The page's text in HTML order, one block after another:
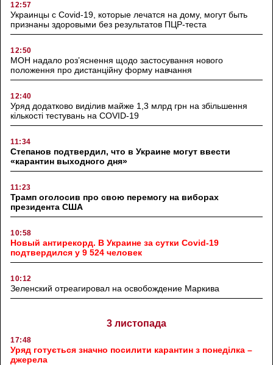
12:57
Украинцы с Covid-19, которые лечатся на дому, могут быть
признаны здоровыми без результатов ПЦР-теста
12:50
МОН надало роз’яснення щодо застосування нового
положення про дистанційну форму навчання
12:40
Уряд додатково виділив майже 1,3 млрд грн на збільшення
кількості тестувань на COVID-19
11:34
Степанов подтвердил, что в Украине могут ввести
«карантин выходного дня»
11:23
Трамп оголосив про свою перемогу на виборах
президента США
10:58
Новый антирекорд. В Украине за сутки Covid-19
подтвердился у 9 524 человек
10:12
Зеленский отреагировал на освобождение Маркива
3 листопада
17:48
Уряд готується значно посилити карантин з понеділка –
джерела